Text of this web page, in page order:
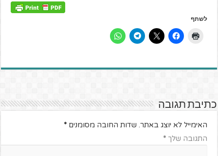
לשתף
כתיבת תגובה
האימייל לא יוצג באתר. שדות החובה מסומנים*
התגובה שלך*